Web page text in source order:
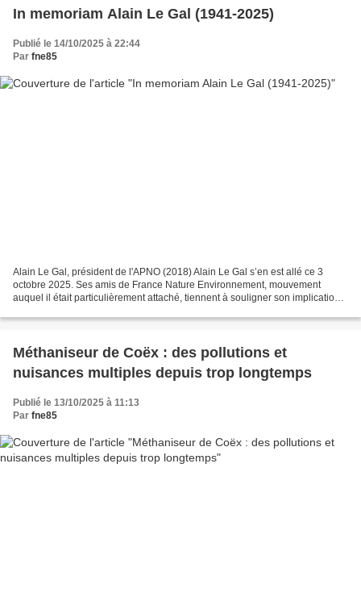
In memoriam Alain Le Gal (1941-2025)
Publié le 14/10/2025 à 22:44
Par fne85
Alain Le Gal, président de l'APNO (2018) Alain Le Gal s’en est allé ce 3
octobre 2025. Ses amis de France Nature Environnement, mouvement
auquel il était particulièrement attaché, tiennent à souligner son implication
Méthaniseur de Coëx : des pollutions et
nuisances multiples depuis trop longtemps
Publié le 13/10/2025 à 11:13
Par fne85